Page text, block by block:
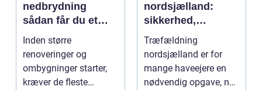
nedbrydning
sådan får du et
sikkert
udgangspunkt for
ombygning
Inden større
renoveringer og
ombygninger starter,
kræver de fleste
nordsjælland:
sikkerhed,
planlægning og
professionel hjælp
Træfældning
nordsjælland er for
mange haveejere en
nødvendig opgave, når